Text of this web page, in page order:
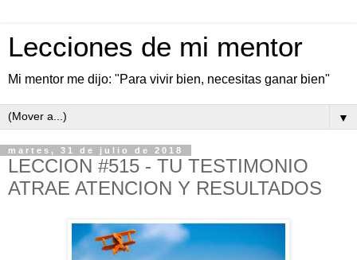
Lecciones de mi mentor
Mi mentor me dijo: "Para vivir bien, necesitas ganar bien"
▼
martes, 31 de julio de 2018
LECCION #515 - TU TESTIMONIO
ATRAE ATENCION Y RESULTADOS